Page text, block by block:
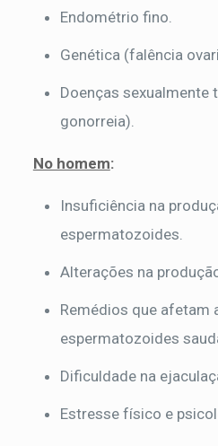
Endométrio fino.
Genética (falência
Doenças
gonorreia).
No homem:
Insuficiência na
espermatozoides.
Alterações na
Remédios que afetam
espermatozoides
Dificuldade na
Estresse físico e